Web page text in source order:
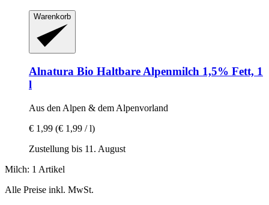
Warenkorb
Alnatura Bio Haltbare Alpenmilch 1,5% Fett, 1
l
Aus den Alpen & dem Alpenvorland
€ 1,99 (€ 1,99 / l)
Zustellung bis 11. August
Milch: 1 Artikel
Alle Preise inkl. MwSt.